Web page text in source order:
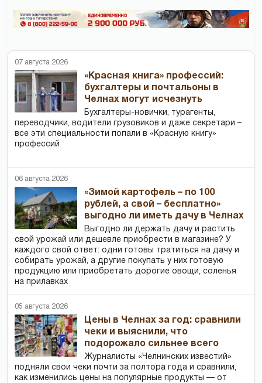
07 августа 2026
«Красная книга» профессий:
бухгалтеры и почтальоны в
Челнах могут исчезнуть
Бухгалтеры-новички, тур­агенты,
переводчики, водители грузовиков и даже секретари –
все эти специальности попали в «Красную книгу»
профессий
06 августа 2026
«Зимой картофель – по 100
рублей, а свой – бесплатно»
выгодно ли иметь дачу в Челнах
Выгодно ли держать дачу и растить
свой урожай или дешевле приобрести в магазине? У
каждого свой ответ: одни готовы тратиться на дачу и
собирать урожай, а другие покупать у них готовую
продукцию или приобретать дорогие овощи, соленья
на прилавках
05 августа 2026
Цены в Челнах за год: сравнили
чеки и выяснили, что
подорожало сильнее всего
Журналисты «Челнинских известий»
подняли свои чеки почти за полтора года и сравнили,
как изменились цены на популярные продукты — от